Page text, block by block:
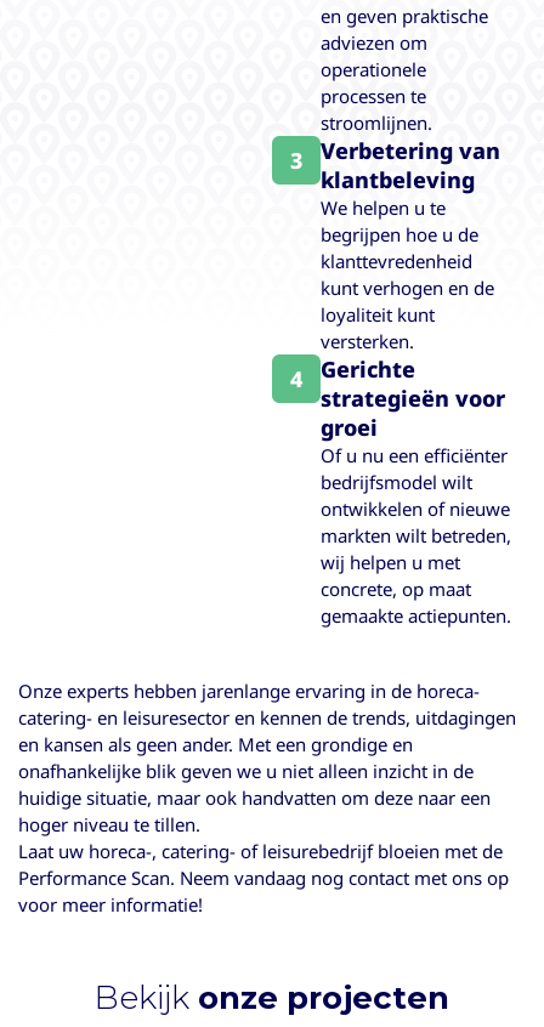
en geven praktische
adviezen om
operationele
processen te
stroomlijnen.
3
Verbetering van
klantbeleving
We helpen u te
begrijpen hoe u de
klanttevredenheid
kunt verhogen en de
loyaliteit kunt
versterken.
4
Gerichte
strategieën voor
groei
Of u nu een efficiënter
bedrijfsmodel wilt
ontwikkelen of nieuwe
markten wilt betreden,
wij helpen u met
concrete, op maat
gemaakte actiepunten.
Onze experts hebben jarenlange ervaring in de horeca-
catering- en leisuresector en kennen de trends, uitdagingen
en kansen als geen ander. Met een grondige en
onafhankelijke blik geven we u niet alleen inzicht in de
huidige situatie, maar ook handvatten om deze naar een
hoger niveau te tillen.
Laat uw horeca-, catering- of leisurebedrijf bloeien met de
Performance Scan. Neem vandaag nog contact met ons op
voor meer informatie!
Bekijk onze projecten